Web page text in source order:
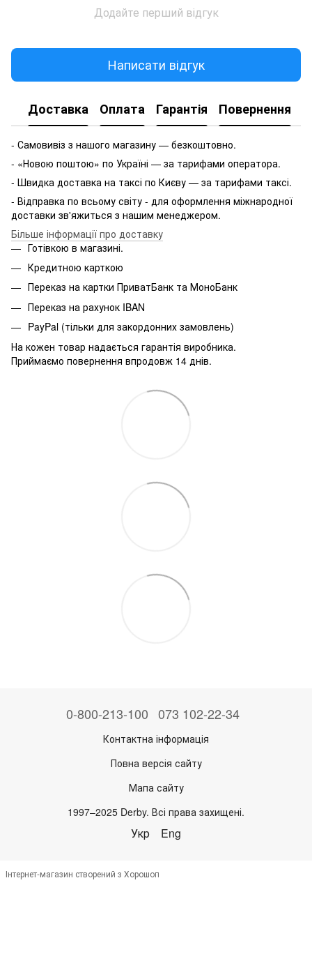
Додайте перший відгук
Написати відгук
Доставка Оплата Гарантія Повернення
- Самовивіз з нашого магазину — безкоштовно.
- «Новою поштою» по Україні — за тарифами оператора.
- Швидка доставка на таксі по Києву — за тарифами таксі.
- Відправка по всьому світу - для оформлення міжнародної
доставки зв'яжиться з нашим менеджером.
Більше інформації про доставку
Готівкою в магазині.
Кредитною карткою
Переказ на картки ПриватБанк та МоноБанк
Переказ на рахунок IBAN
PayPal (тільки для закордонних замовлень)
На кожен товар надається гарантія виробника.
Приймаємо повернення впродовж 14 днів.
0-800-213-100 073 102-22-34
Контактна інформація
Повна версія сайту
Мапа сайту
1997–2025 Derby. Всі права захищені.
Укр Eng
Інтернет-магазин створений з Хорошоп